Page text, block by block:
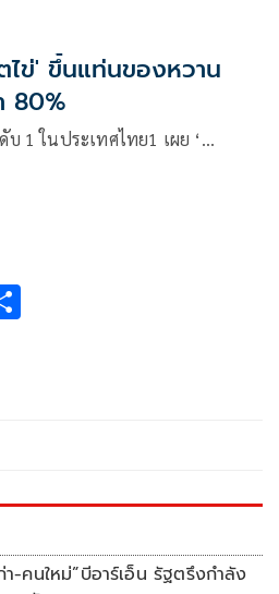
ข่' ขึ้นแท่นของหวาน
80%
1 ในประเทศไทย1 เผย ‘…
ใหม่”บีอาร์เอ็น รัฐตรึงกำลัง